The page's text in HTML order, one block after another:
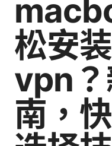
松安
vpn
南，